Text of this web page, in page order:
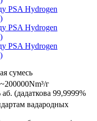
сумесь
г
(дадаткова 99,9999%
вадародных